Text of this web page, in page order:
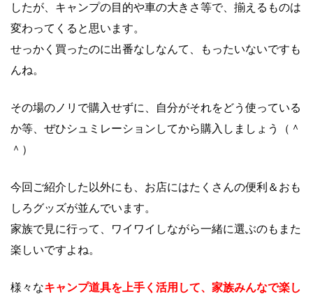
したが、キャンプの目的や車の大きさ等で、揃えるものは
変わってくると思います。
せっかく買ったのに出番なしなんて、もったいないですも
んね。
その場のノリで購入せずに、自分がそれをどう使っている
か等、ぜひシュミレーションしてから購入しましょう（＾
＾）
今回ご紹介した以外にも、お店にはたくさんの便利＆おも
しろグッズが並んでいます。
家族で見に行って、ワイワイしながら一緒に選ぶのもまた
楽しいですよね。
様々なキャンプ道具を上手く活用して、家族みんなで楽し